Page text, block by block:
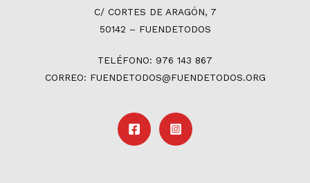
C/ CORTES DE ARAGÓN, 7
50142 – FUENDETODOS
TELÉFONO: 976 143 867
CORREO: FUENDETODOS@FUENDETODOS.ORG